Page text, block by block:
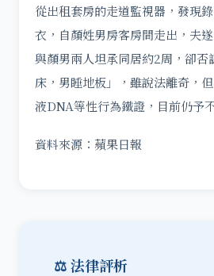
從出租套房的走道監視器，發現
衣，自顏姓男房客房間走出，夫
與顏男兩人坦承同居約2周，卻否
床，男睡地板」，雖說法離奇，
液DNA等性行為鐵證，目前仍予
資料來源：蘋果日報
⚖️ 法律評析